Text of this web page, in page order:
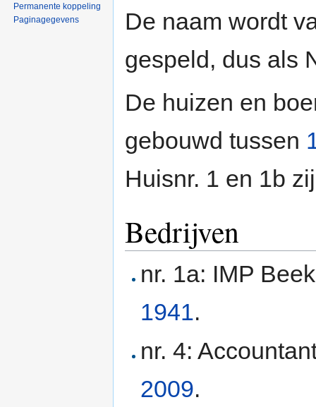
De naam wordt
gespeld, dus als
De huizen en
gebouwd tussen
Huisnr. 1 en 1b
Bedrijven
nr. 1a: IMP
1941.
nr. 4:
2009.
Permanente koppeling
Paginagegevens